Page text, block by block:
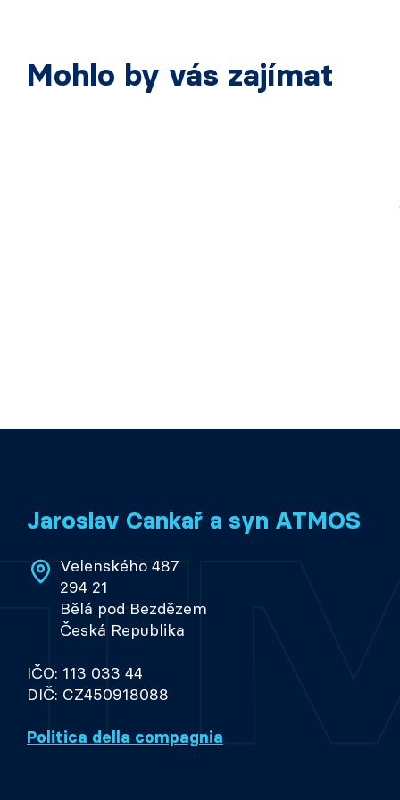
Mohlo by vás zajímat
Jaroslav Cankař a syn ATMOS
Velenského 487
294 21
Bělá pod Bezdězem
Česká Republika
IČO: 113 033 44
DIČ: CZ450918088
Politica della compagnia